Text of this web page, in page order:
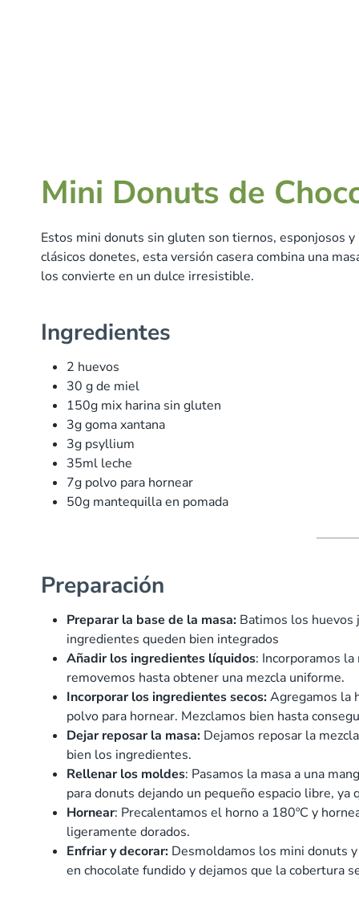
Mini Donuts de
Estos mini donuts sin gluten son tiernos, esponjosos
clásicos donetes, esta versión casera combina una
los convierte en un dulce irresistible.
Ingredientes
2 huevos
30 g de miel
150g mix harina sin gluten
3g goma xantana
3g psyllium
35ml leche
7g polvo para hornear
50g mantequilla en pomada
Preparación
Preparar la base de la masa: Batimos los huevos
ingredientes queden bien integrados
Añadir los ingredientes líquidos: Incorporamos
removemos hasta obtener una mezcla uniforme.
Incorporar los ingredientes secos:Agregamos la
polvo para hornear. Mezclamos bien hasta
Dejar reposar la masa: Dejamos reposar la
bien los ingredientes.
Rellenar los moldes: Pasamos la masa a una
para donuts dejando un pequeño espacio libre, ya
Hornear: Precalentamos el horno a 180ºC y
ligeramente dorados.
Enfriar y decorar: Desmoldamos los mini donuts
en chocolate fundido y dejamos que la cobertura